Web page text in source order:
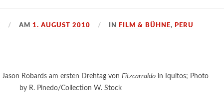
AM1. AUGUST 2010 IN FILM & BÜHNE, PERU
Robards am ersten Drehtag von Fitzcarraldoin Iquitos; Photo
by R. Pinedo/Collection W. Stock